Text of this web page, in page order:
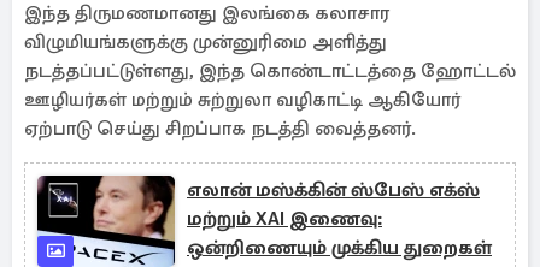
இந்த திருமணமானது இலங்கை கலாசார
விழுமியங்களுக்கு முன்னுரிமை அளித்து
நடத்தப்பட்டுள்ளது, இந்த கொண்டாட்டத்தை ஹோட்டல்
ஊழியர்கள் மற்றும் சுற்றுலா வழிகாட்டி ஆகியோர்
ஏற்பாடு செய்து சிறப்பாக நடத்தி வைத்தனர்.
எலான் மஸ்க்கின் ஸ்பேஸ் எக்ஸ்
மற்றும் XAI இணைவு:
ஒன்றிணையும் முக்கிய துறைகள்